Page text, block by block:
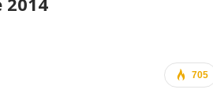
705